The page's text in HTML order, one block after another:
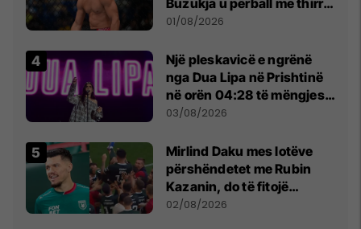
Buzukja u përball me thirrje
anti-shqiptare nga
01/08/2026
Një pleskavicë e ngrënë
nga Dua Lipa në Prishtinë
në orën 04:28 të mëngjesit
- dhe bota digjitale serbe
03/08/2026
Mirlind Daku mes lotëve
përshëndetet me Rubin
Kazanin, do të fitojë
miliona te Spartak Moska
02/08/2026